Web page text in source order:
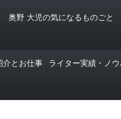
奥野 大児の気になるものごと
介とお仕事 ライター実績・ノウ